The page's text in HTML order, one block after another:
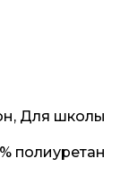
Для школы
полиуретан